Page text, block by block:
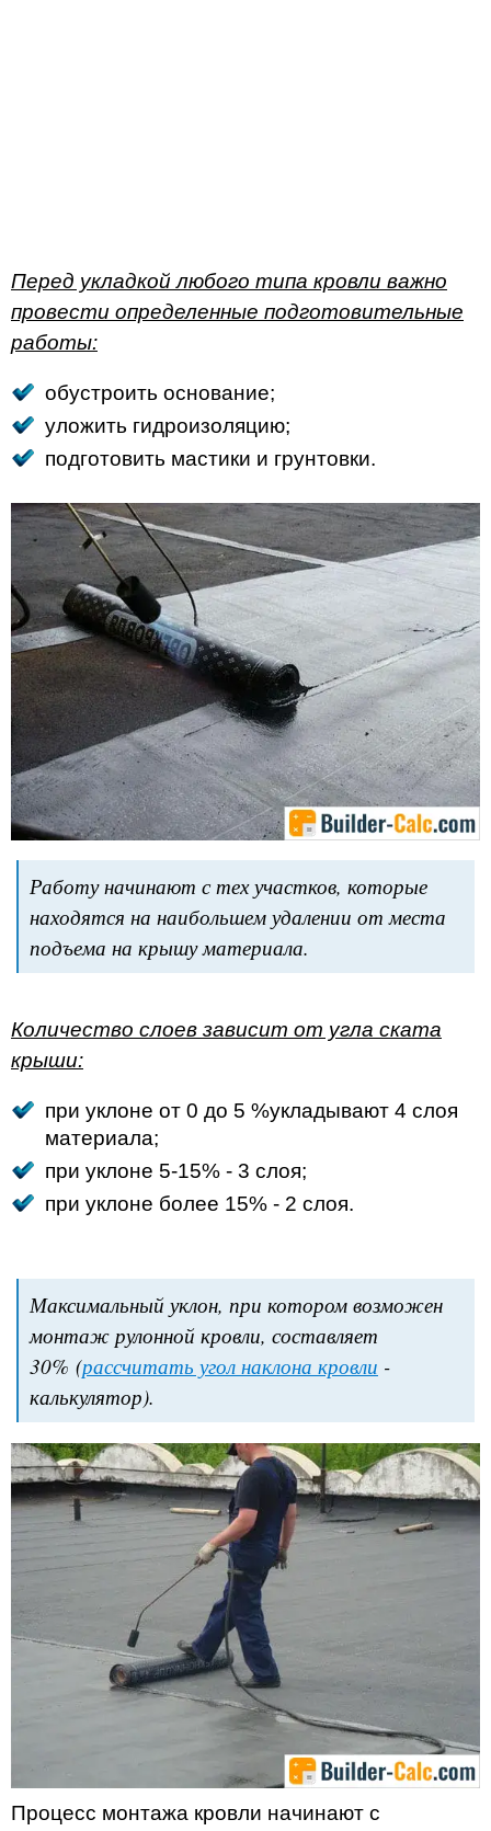
Перед укладкой любого типа кровли важно
провести определенные подготовительные
работы:
обустроить основание;
уложить гидроизоляцию;
подготовить мастики и грунтовки.
Работу начинают с тех участков, которые
находятся на наибольшем удалении от места
подъема на крышу материала.
Количество слоев зависит от угла ската
крыши:
при уклоне от 0 до 5 %укладывают 4 слоя
материала;
при уклоне 5-15% - 3 слоя;
при уклоне более 15% - 2 слоя.
Максимальный уклон, при котором возможен
монтаж рулонной кровли, составляет
30% (рассчитать угол наклона кровли -
калькулятор).
Процесс монтажа кровли начинают с